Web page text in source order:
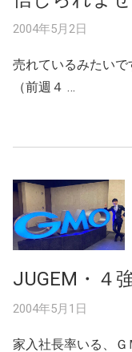
2004年5月2日
売れているみたい
（前週４ …
JUGEM・４
2004年5月1日
家入社長率いる、